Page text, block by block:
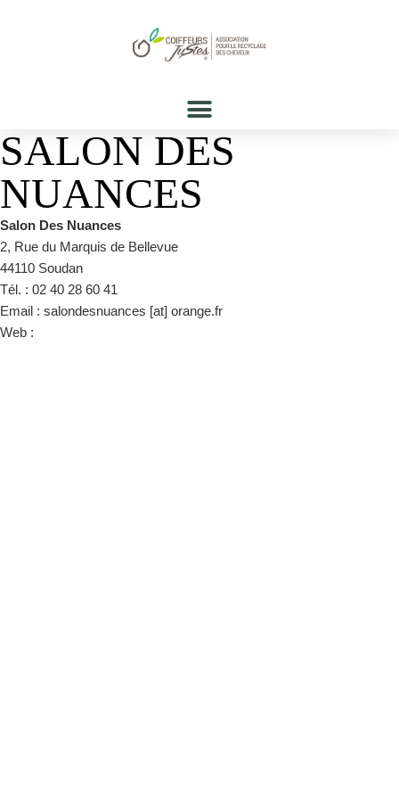
SALON DES
NUANCES
Salon Des Nuances
2, Rue du Marquis de Bellevue
44110 Soudan
Tél. : 02 40 28 60 41
Email : salondesnuances [at] orange.fr
Web :